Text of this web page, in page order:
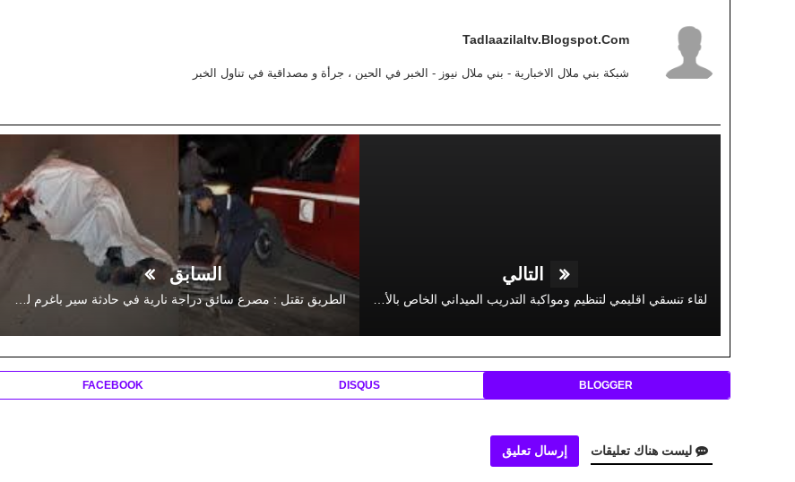
Tadlaazilaltv.blogspot.com
شبكة بني ملال الاخبارية - بني ملال نيوز - الخبر في الحين ، جرأة و مصداقية في تناول الخبر
التالي
لقاء تنسقي اقليمي لتنظيم ومواكبة التدريب الميداني الخاص بالأساتذة المتدربين فوج 2016
السابق
BLOGGER
DISQUS
FACEBOOK
ليست هناك تعليقات إرسال تعليق